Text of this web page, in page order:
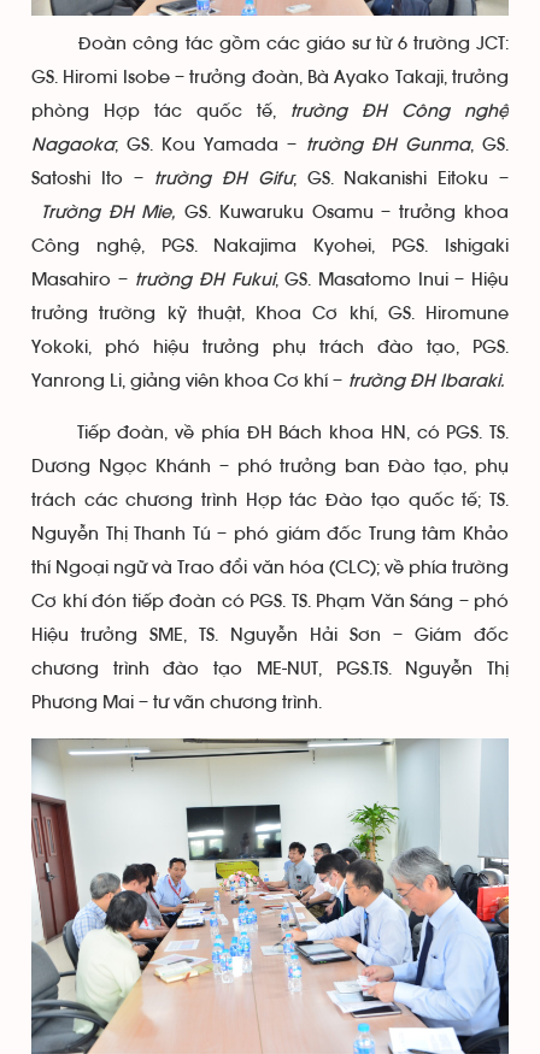
Đoàn công tác gồm các giáo sư từ 6 trường JCT:
GS. Hiromi Isobe – trưởng đoàn, Bà Ayako Takaji, trưởng
phòng Hợp tác quốc tế, trường ĐH Công nghệ
Nagaoka; GS. Kou Yamada – trường ĐH Gunma, GS.
Satoshi Ito – trường ĐH Gifu; GS. Nakanishi Eitoku –
Trường ĐH Mie, GS. Kuwaruku Osamu – trưởng khoa
Công nghệ, PGS. Nakajima Kyohei, PGS. Ishigaki
Masahiro – trường ĐH Fukui, GS. Masatomo Inui – Hiệu
trưởng trường kỹ thuật, Khoa Cơ khí, GS. Hiromune
Yokoki, phó hiệu trưởng phụ trách đào tạo, PGS.
Yanrong Li, giảng viên khoa Cơ khí – trường ĐH Ibaraki.
Tiếp đoàn, về phía ĐH Bách khoa HN, có PGS. TS.
Dương Ngọc Khánh – phó trưởng ban Đào tạo, phụ
trách các chương trình Hợp tác Đào tạo quốc tế; TS.
Nguyễn Thị Thanh Tú – phó giám đốc Trung tâm Khảo
thí Ngoại ngữ và Trao đổi văn hóa (CLC); về phía trường
Cơ khí đón tiếp đoàn có PGS. TS. Phạm Văn Sáng – phó
Hiệu trưởng SME, TS. Nguyễn Hải Sơn – Giám đốc
chương trình đào tạo ME-NUT, PGS.TS. Nguyễn Thị
Phương Mai – tư vấn chương trình.